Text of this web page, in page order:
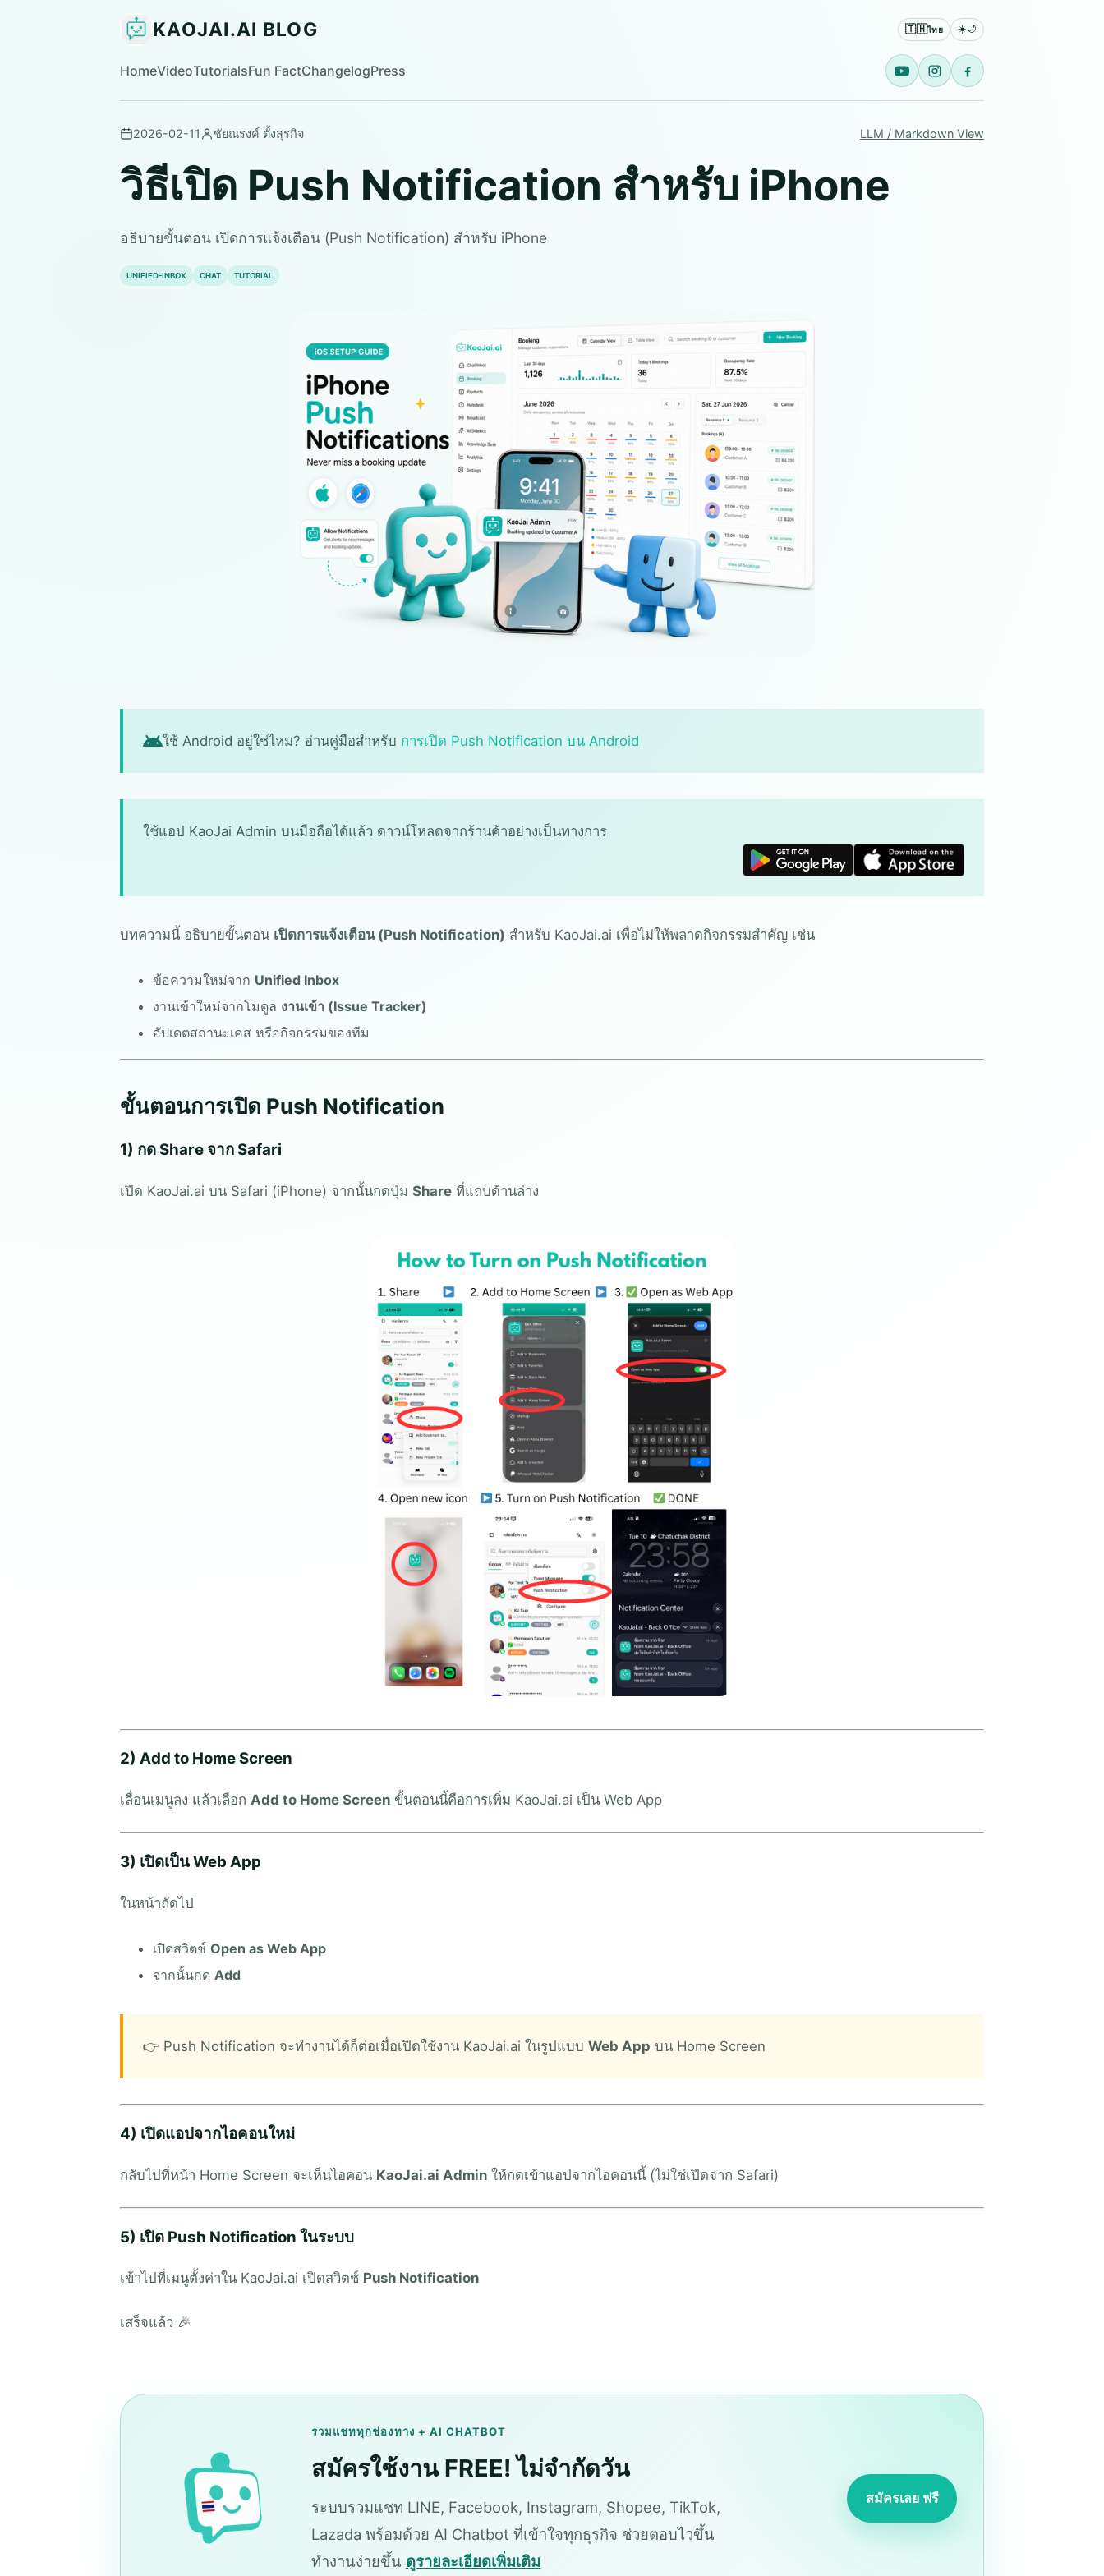
KAOJAI.AI BLOG 🇹🇭ไทย ☀️🌙
HomeVideoTutorialsFun FactChangelogPress
2026-02-11 ชัยณรงค์ ตั้งสุรกิจ LLM / Markdown View
วิธีเปิด Push Notification สำหรับ iPhone
อธิบายขั้นตอน เปิดการแจ้งเตือน (Push Notification) สำหรับ iPhone
UNIFIED-INBOX CHAT TUTORIAL
ใช้ Android อยู่ใช่ไหม? อ่านคู่มือสำหรับ การเปิด Push Notification บน Android
ใช้แอป KaoJai Admin บนมือถือได้แล้ว ดาวน์โหลดจากร้านค้าอย่างเป็นทางการ
บทความนี้ อธิบายขั้นตอน เปิดการแจ้งเตือน (Push Notification) สำหรับ KaoJai.ai เพื่อไม่ให้พลาดกิจกรรมสำคัญ เช่น
ข้อความใหม่จาก Unified Inbox
งานเข้าใหม่จากโมดูล งานเข้า (Issue Tracker)
อัปเดตสถานะเคส หรือกิจกรรมของทีม
ขั้นตอนการเปิด Push Notification
1) กด Share จาก Safari
เปิด KaoJai.ai บน Safari (iPhone) จากนั้นกดปุ่ม Share ที่แถบด้านล่าง
2) Add to Home Screen
เลื่อนเมนูลง แล้วเลือก Add to Home Screen ขั้นตอนนี้คือการเพิ่ม KaoJai.ai เป็น Web App
3) เปิดเป็น Web App
ในหน้าถัดไป
เปิดสวิตช์ Open as Web App
จากนั้นกด Add
👉 Push Notification จะทำงานได้ก็ต่อเมื่อเปิดใช้งาน KaoJai.ai ในรูปแบบ Web App บน Home Screen
4) เปิดแอปจากไอคอนใหม่
กลับไปที่หน้า Home Screen จะเห็นไอคอน KaoJai.ai Admin ให้กดเข้าแอปจากไอคอนนี้ (ไม่ใช่เปิดจาก Safari)
5) เปิด Push Notification ในระบบ
เข้าไปที่เมนูตั้งค่าใน KaoJai.ai เปิดสวิตช์ Push Notification
เสร็จแล้ว 🎉
รวมแชททุกช่องทาง + AI CHATBOT
สมัครใช้งาน FREE! ไม่จำกัดวัน
ระบบรวมแชท LINE, Facebook, Instagram, Shopee, TikTok,
Lazada พร้อมด้วย AI Chatbot ที่เข้าใจทุกธุรกิจ ช่วยตอบไวขึ้น
ทำงานง่ายขึ้น ดูรายละเอียดเพิ่มเติม
สมัครเลย ฟรี